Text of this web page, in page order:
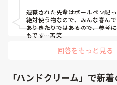
退職された先輩はボールペン配っ
絶対使う物なので、みんな喜んで
ありきたりではあるので、参考
もです…苦笑
回答をもっと見る
「ハンドクリーム」で新